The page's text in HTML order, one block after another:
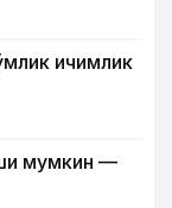
ичимлик
мумкин —